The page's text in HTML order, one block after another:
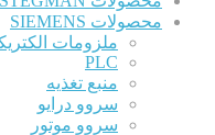
محصولات SIEMENS
ملزومات
PLC
منبع تغذیه
سروو درایو
سروو موتور